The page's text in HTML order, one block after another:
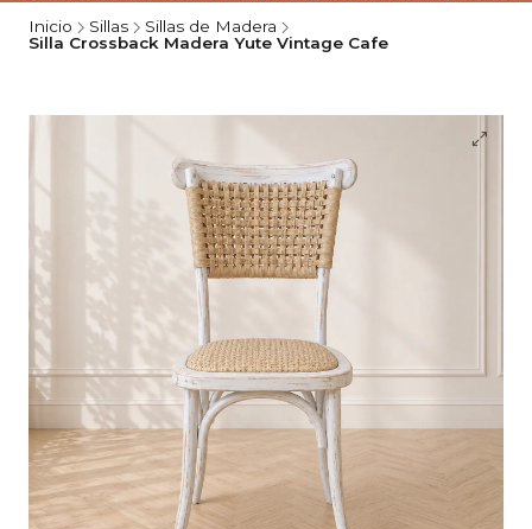
Inicio Sillas
Sillas de Madera
Silla Crossback Madera Yute Vintage Cafe